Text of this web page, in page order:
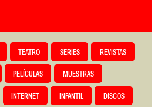
TEATRO SERIES REVISTAS
PELÍCULAS MUESTRAS
INTERNET INFANTIL DISCOS